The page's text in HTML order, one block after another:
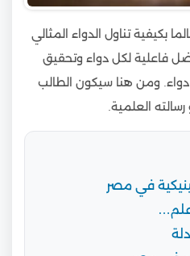
بكيفية تناول الدواء المثالي
فاعلية لكل دواء وتحقيق
دواء. ومن هنا سيكون الطالب
العلمية.
في مصر